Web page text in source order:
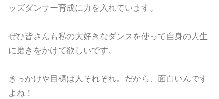
ッズダンサー育成に力を入れています。
ぜひ皆さんも私の大好きなダンスを使って自身の人生
に磨きをかけて欲しいです。
きっかけや目標は人それぞれ。だから、面白いんです
よね！